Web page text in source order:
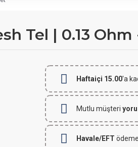
Tel | 0.13 Ohm
Haftaiçi 15.00'a
Mutlu müşteri
Havale/EFT